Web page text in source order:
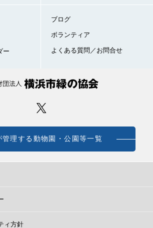
ー
ブログ
ボランティア
よくある質問／お問合せ
管理する動物園・公園等一覧
ィ方針